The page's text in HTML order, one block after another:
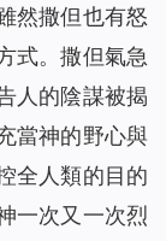
然撒但也有怒
式。撒但氣急
人的陰謀被揭
當神的野心與
全人類的目的
一次又一次烈